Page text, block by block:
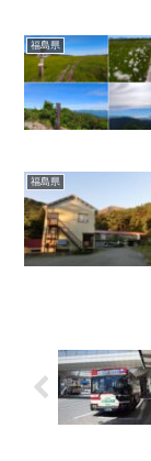
福島県
福島県